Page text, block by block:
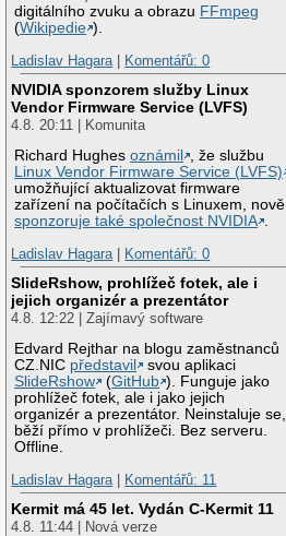
digitálního zvuku a obrazu FFmpeg
(Wikipedie ).
Ladislav Hagara| Komentářů: 0
NVIDIA sponzorem služby Linux
Vendor Firmware Service (LVFS)
4.8. 20:11 | Komunita
Richard Hughesoznámil
, že službu
Linux Vendor Firmware Service (LVFS)
umožňující aktualizovat firmware
zařízení na počítačích s Linuxem, nově
sponzoruje také společnost NVIDIA .
Ladislav Hagara| Komentářů: 0
SlideRshow, prohlížeč fotek, ale i
jejich organizér a prezentátor
4.8. 12:22 | Zajímavý software
Edvard Rejthar na blogu zaměstnanců
CZ.NIC představil
svou aplikaci
SlideRshow
(GitHub ). Funguje jako
prohlížeč fotek, ale i jako jejich
organizér a prezentátor. Neinstaluje se,
běží přímo v prohlížeči. Bez serveru.
Offline.
Ladislav Hagara| Komentářů: 11
Kermit má 45 let. Vydán C-Kermit 11
4.8. 11:44 | Nová verze